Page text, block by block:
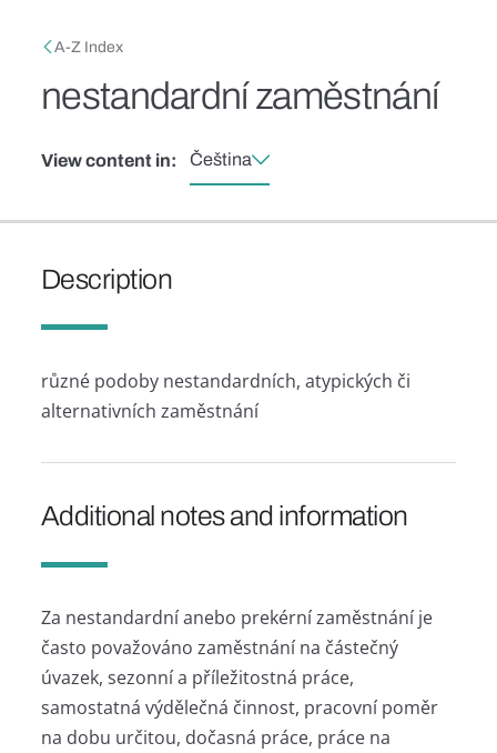
Breadcrumb
A-Z Index
nestandardní zaměstnání
View content in: Čeština
Description
různé podoby nestandardních, atypických či
alternativních zaměstnání
Additional notes and information
Za nestandardní anebo prekérní zaměstnání je
často považováno zaměstnání na částečný
úvazek, sezonní a příležitostná práce,
samostatná výdělečná činnost, pracovní poměr
na dobu určitou, dočasná práce, práce na